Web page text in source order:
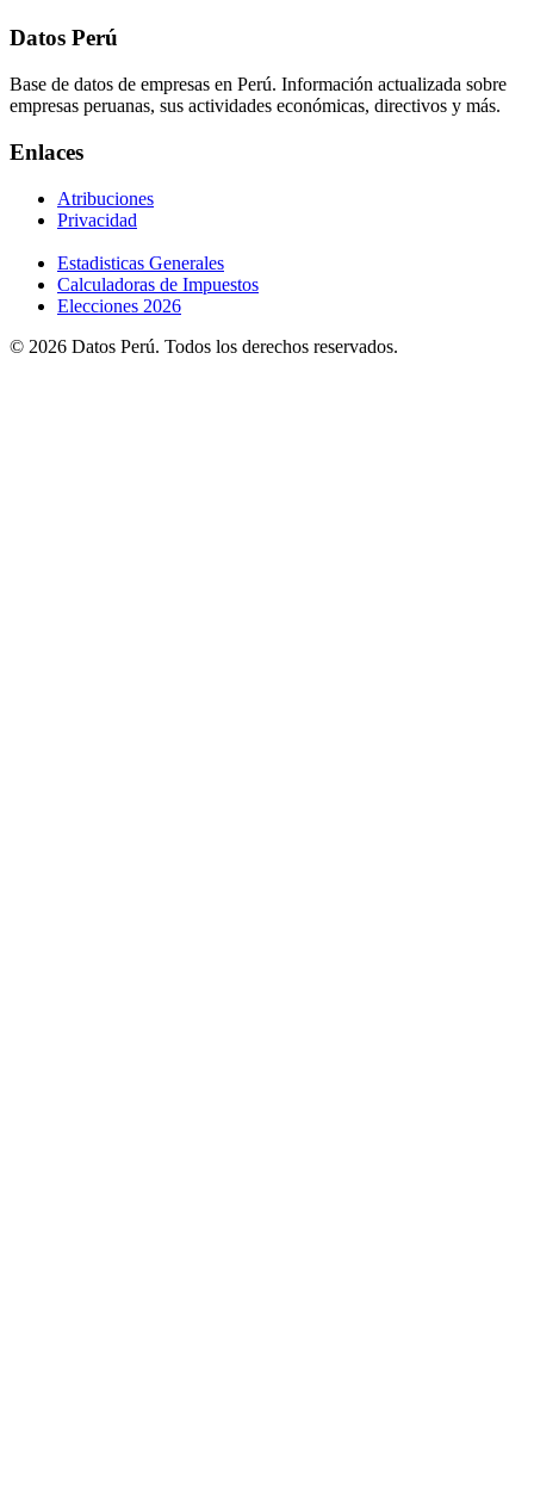
Datos Perú
Base de datos de empresas en Perú. Información actualizada sobre
empresas peruanas, sus actividades económicas, directivos y más.
Enlaces
Atribuciones
Privacidad
Estadisticas Generales
Calculadoras de Impuestos
Elecciones 2026
© 2026 Datos Perú. Todos los derechos reservados.